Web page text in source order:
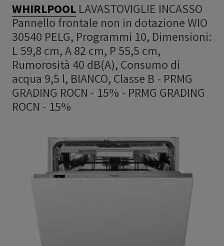
WHIRLPOOL LAVASTOVIGLIE INCASSO
Pannello frontale non in dotazione WIO
30540 PELG, Programmi 10, Dimensioni:
L 59,8 cm, A 82 cm, P 55,5 cm,
Rumorosità 40 dB(A), Consumo di
acqua 9,5 l, BIANCO, Classe B - PRMG
GRADING ROCN - 15% - PRMG GRADING
ROCN - 15%